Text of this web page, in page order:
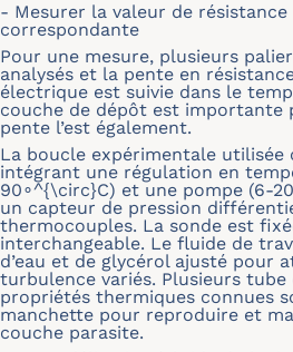
- Mesurer la valeur de
correspondante
Pour une mesure, plusieurs
analysés et la pente en
électrique est suivie dans le
couche de dépôt est importante
pente l’est également.
La boucle expérimentale utilisée
intégrant une régulation en
90∘^{\circ}C) et une pompe (6-
un capteur de pression
thermocouples. La sonde est
interchangeable. Le fluide de
d’eau et de glycérol ajusté pour
turbulence variés. Plusieurs tube
propriétés thermiques connues
manchette pour reproduire et
couche parasite.